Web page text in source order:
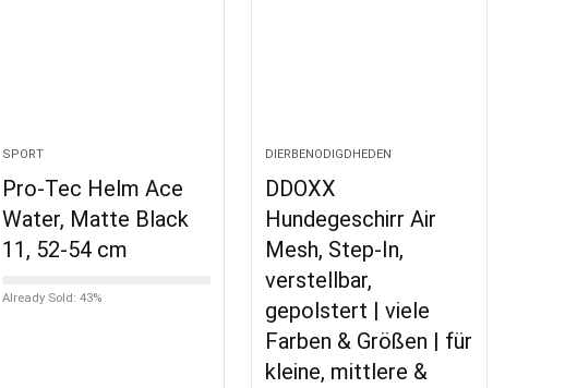
SPORT
Pro-Tec Helm Ace
Water, Matte Black
11, 52-54 cm
Already Sold: 43%
DIERBENODIGDHEDEN
DDOXX
Hundegeschirr Air
Mesh, Step-In,
verstellbar,
gepolstert | viele
Farben & Größen | für
kleine, mittlere &